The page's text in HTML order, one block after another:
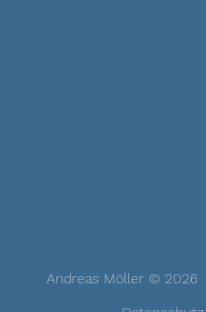
Andreas Möller © 2026